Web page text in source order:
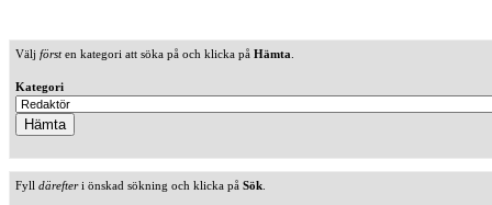
Välj försten kategori att söka på och klicka på Hämta
Kategori
Fyll därefteri önskad sökning och klicka på Sök